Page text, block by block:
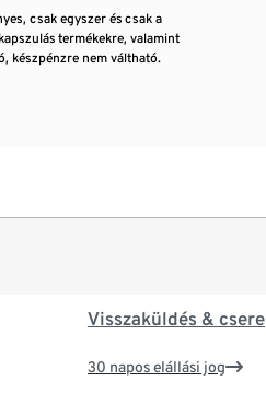
csak egyszer és csak a
termékekre, valamint
készpénzre nem váltható.
Visszaküldés & csere
30 napos elállási jog